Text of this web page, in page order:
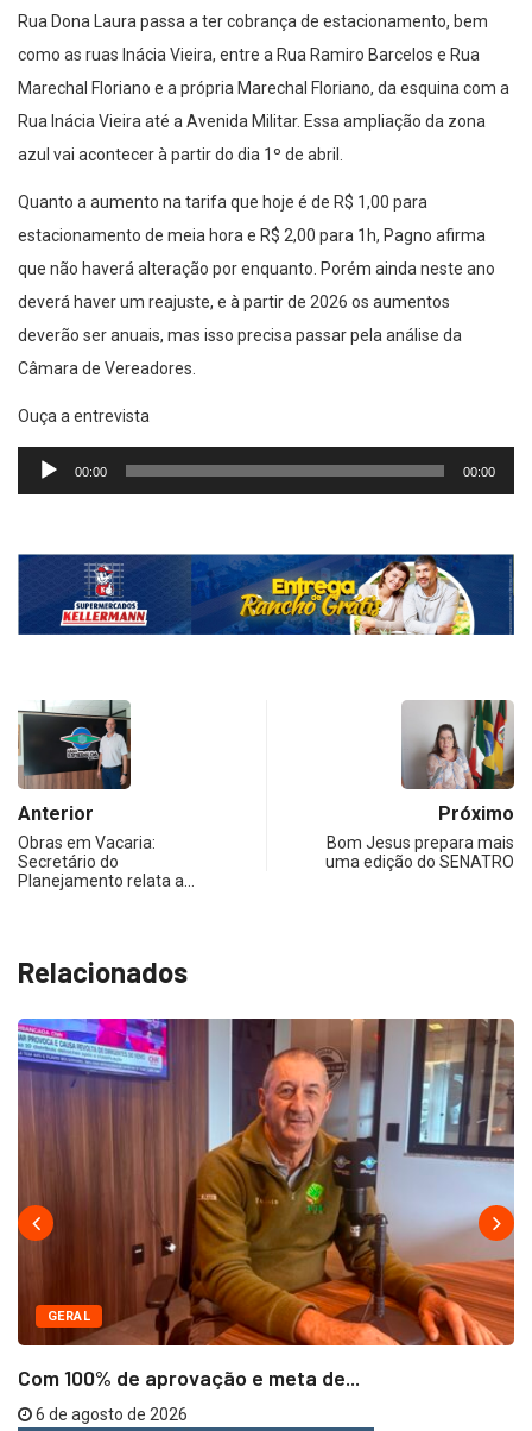
Rua Dona Laura passa a ter cobrança de estacionamento, bem
como as ruas Inácia Vieira, entre a Rua Ramiro Barcelos e Rua
Marechal Floriano e a própria Marechal Floriano, da esquina com a
Rua Inácia Vieira até a Avenida Militar. Essa ampliação da zona
azul vai acontecer à partir do dia 1º de abril.
Quanto a aumento na tarifa que hoje é de R$ 1,00 para
estacionamento de meia hora e R$ 2,00 para 1h, Pagno afirma
que não haverá alteração por enquanto. Porém ainda neste ano
deverá haver um reajuste, e à partir de 2026 os aumentos
deverão ser anuais, mas isso precisa passar pela análise da
Câmara de Vereadores.
Ouça a entrevista
Tocador
00:00 00:00
Anterior
Obras em Vacaria:
Secretário do
Planejamento relata a…
Próximo
Bom Jesus prepara mais
uma edição do SENATRO
Relacionados
GERAL
Com 100% de aprovação e meta de...
6 de agosto de 2026